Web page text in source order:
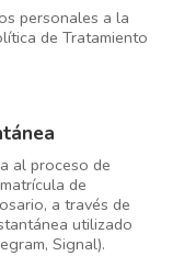
personales a la
de Tratamiento
al proceso de
de
a través de
utilizado
Signal).